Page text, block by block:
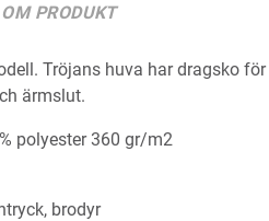
PRODUKT
Tröjans huva har dragsko
ärmslut.
polyester 360 gr/m2
brodyr